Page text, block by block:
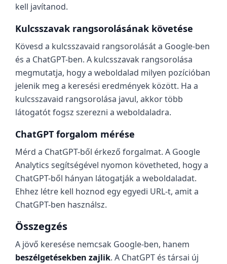
kell javítanod.
Kulcsszavak rangsorolásának követése
Kövesd a kulcsszavaid rangsorolását a Google-ben
és a ChatGPT-ben. A kulcsszavak rangsorolása
megmutatja, hogy a weboldalad milyen pozícióban
jelenik meg a keresési eredmények között. Ha a
kulcsszavaid rangsorolása javul, akkor több
látogatót fogsz szerezni a weboldaladra.
ChatGPT forgalom mérése
Mérd a ChatGPT-ből érkező forgalmat. A Google
Analytics segítségével nyomon követheted, hogy a
ChatGPT-ből hányan látogatják a weboldaladat.
Ehhez létre kell hoznod egy egyedi URL-t, amit a
ChatGPT-ben használsz.
Összegzés
A jövő keresése nemcsak Google-ben, hanem
beszélgetésekben zajlik. A ChatGPT és társai új